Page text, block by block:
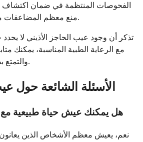
الفحوصات المنتظمة في ضمان اكتشاف
منع معظم المضاعفات من خلال الرعاية المناسبة.
تذكر أن وجود عيب الحاجز الأذيني لا يحدد
مع الرعاية الطبية المناسبة، يمكنك
والتمتع بصحة جيدة لسنوات قادمة.
الأسئلة الشائعة حول
هل يمكنك عيش حياة طبيعية مع
نعم، يعيش معظم الأشخاص الذين